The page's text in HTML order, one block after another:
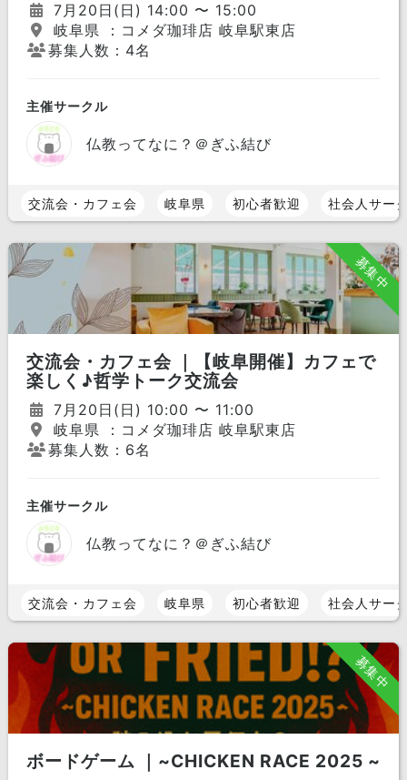
7月20日(日) 14:00 〜 15:00
岐阜県 ：コメダ珈琲店 岐阜駅東店
募集人数：4名
主催サークル
仏教ってなに？＠ぎふ結び
交流会・カフェ会 岐阜県 初心者歓迎 社会人サー
募集中
交流会・カフェ会 ｜【岐阜開催】カフェで
楽しく♪哲学トーク交流会
7月20日(日) 10:00 〜 11:00
岐阜県 ：コメダ珈琲店 岐阜駅東店
募集人数：6名
主催サークル
仏教ってなに？＠ぎふ結び
交流会・カフェ会 岐阜県 初心者歓迎 社会人サー
募集中
ボードゲーム ｜~CHICKEN RACE 2025 ~